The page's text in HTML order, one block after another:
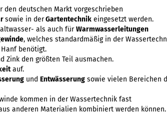
den deutschen Markt vorgeschrieben
sowie in derGartentechnik eingesetzt werden.
als auch fürWarmwasserleitungen
, welches standardmäßig in der
benötigt.
Zink den größten Teil ausmachen.
auf.
und Entwässerung sowie vielen Bereichen
kommen in der Wassertechnik fast
anderen Materialien kombiniert werden können.